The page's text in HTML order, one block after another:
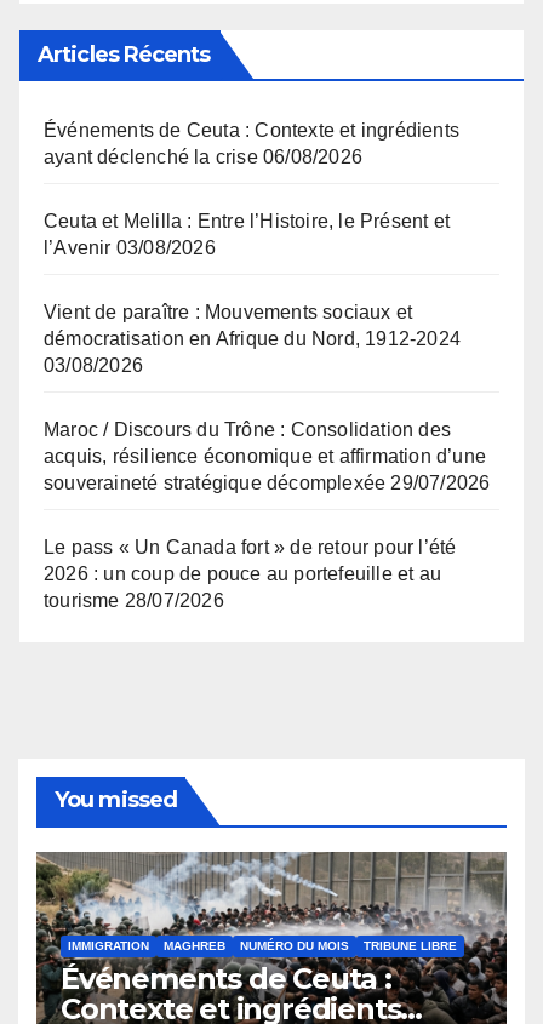
Articles Récents
Événements de Ceuta : Contexte et ingrédients
ayant déclenché la crise 06/08/2026
Ceuta et Melilla : Entre l’Histoire, le Présent et
l’Avenir 03/08/2026
Vient de paraître : Mouvements sociaux et
démocratisation en Afrique du Nord, 1912-2024
03/08/2026
Maroc / Discours du Trône : Consolidation des
acquis, résilience économique et affirmation d’une
souveraineté stratégique décomplexée 29/07/2026
Le pass « Un Canada fort » de retour pour l’été
2026 : un coup de pouce au portefeuille et au
tourisme 28/07/2026
You missed
IMMIGRATION MAGHREB NUMÉRO DU MOIS TRIBUNE LIBRE
Événements de Ceuta :
Contexte et ingrédients